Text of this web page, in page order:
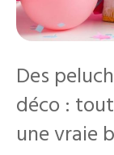
Des
déco :
une vraie